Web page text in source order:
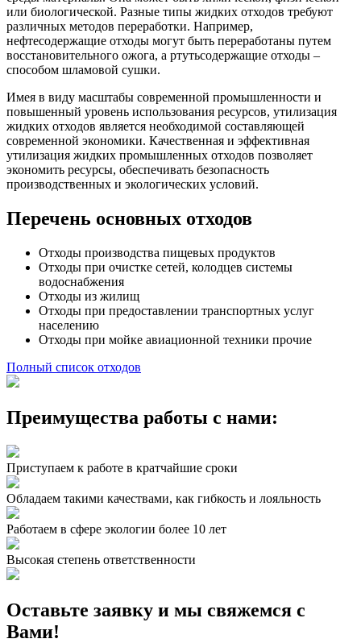
или биологической. Разные типы жидких отходов требуют
различных методов переработки. Например,
нефтесодержащие отходы могут быть переработаны путем
восстановительного ожога, а ртутьсодержащие отходы –
способом шламовой сушки.
Имея в виду масштабы современной промышленности и
повышенный уровень использования ресурсов, утилизация
жидких отходов является необходимой составляющей
современной экономики. Качественная и эффективная
утилизация жидких промышленных отходов позволяет
экономить ресурсы, обеспечивать безопасность
производственных и экологических условий.
Перечень основных отходов
Отходы производства пищевых продуктов
Отходы при очистке сетей, колодцев системы
водоснабжения
Отходы из жилищ
Отходы при предоставлении транспортных услуг
населению
Отходы при мойке авиационной техники прочие
Полный список отходов
Преимущества работы с нами:
Приступаем к работе в кратчайшие сроки
Обладаем такими качествами, как гибкость и лояльность
Работаем в сфере экологии более 10 лет
Высокая степень ответственности
Оставьте заявку и мы свяжемся с
Вами!